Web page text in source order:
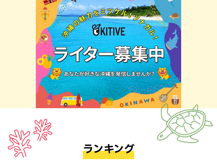
ランキング